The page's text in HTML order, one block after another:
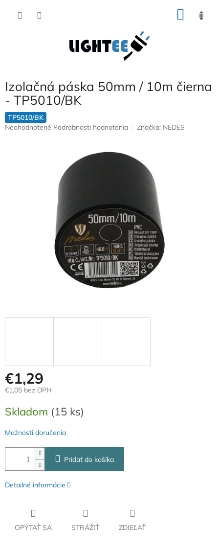
Izolačná páska 50mm / 10m čierna
- TP5010/BK
TP5010/BK
Priemerné
Neohodnotené Podrobnosti hodnotenia Značka: NEDES
€1,29
€1,05 bez DPH
cena:
Skladom (15 ks)
Možnosti doručenia
Pridať do košíka
Detailné informácie
OPÝTAŤ SA STRÁŽIŤ ZDIEĽAŤ